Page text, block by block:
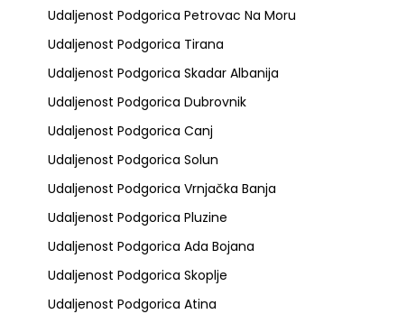
Udaljenost Podgorica Petrovac Na Moru
Udaljenost Podgorica Tirana
Udaljenost Podgorica Skadar Albanija
Udaljenost Podgorica Dubrovnik
Udaljenost Podgorica Canj
Udaljenost Podgorica Solun
Udaljenost Podgorica Vrnjačka Banja
Udaljenost Podgorica Pluzine
Udaljenost Podgorica Ada Bojana
Udaljenost Podgorica Skoplje
Udaljenost Podgorica Atina